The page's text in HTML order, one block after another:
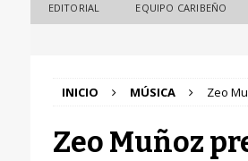
EDITORIAL EQUIPO CARIBEÑO
INICIO MÚSICA Zeo
Zeo Muñoz